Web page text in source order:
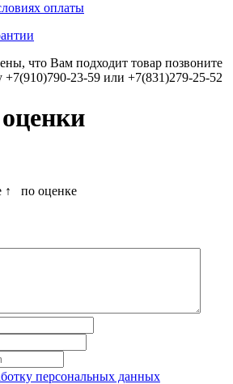
оплаты
что Вам подходит товар позвоните
+7(910)790-23-59 или +7(831)279-25-52
↑ по оценке
персональных данных